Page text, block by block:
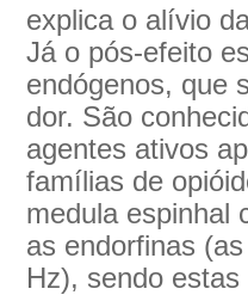
explica o alívio
Já o pós-efeito
endógenos, que
dor. São
agentes ativos
famílias de
medula espinhal
as endorfinas
Hz), sendo